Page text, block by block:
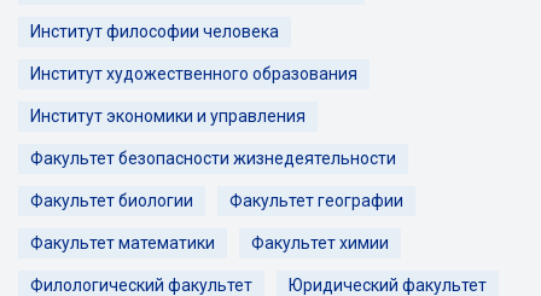
Институт философии человека
Институт художественного образования
Институт экономики и управления
Факультет безопасности жизнедеятельности
Факультет биологии Факультет географии
Факультет математики Факультет химии
Филологический факультет Юридический факультет